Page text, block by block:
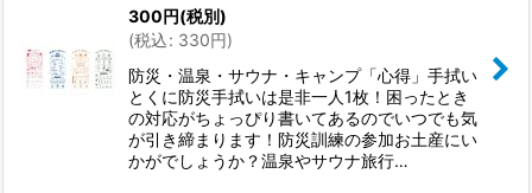
300円(税別)
(税込: 330円)
防災・温泉・サウナ・キャンプ「心得」手拭い
とくに防災手拭いは是非一人1枚！困ったとき
の対応がちょっぴり書いてあるのでいつでも気
が引き締まります！防災訓練の参加お土産にい
かがでしょうか？温泉やサウナ旅行…